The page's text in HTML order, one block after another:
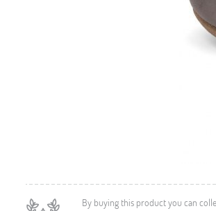
By buying this product you can